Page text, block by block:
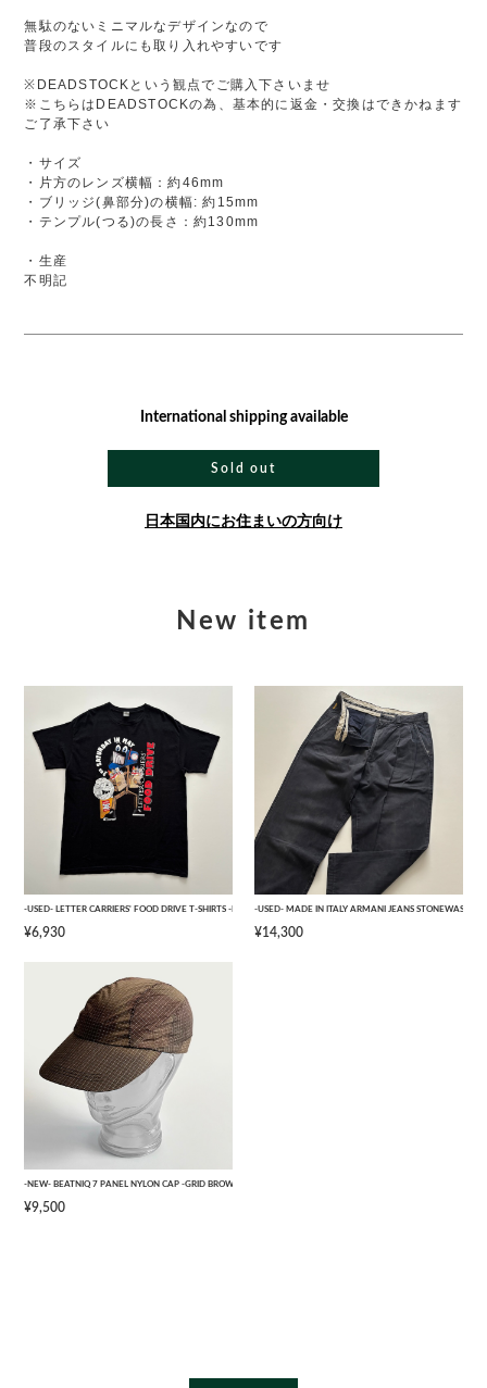
無駄のないミニマルなデザインなので
普段のスタイルにも取り入れやすいです
※DEADSTOCKという観点でご購入下さいませ
※こちらはDEADSTOCKの為、基本的に返金・交換はできかねます
ご了承下さい
・サイズ
・片方のレンズ横幅：約46mm
・ブリッジ(鼻部分)の横幅: 約15mm
・テンプル(つる)の長さ：約130mm
・生産
不明記
International shipping available
Sold out
日本国内にお住まいの方向け
New item
-USED- LETTER CARRIERS' FOOD DRIVE T-SHIRTS -BLACK- [L]
¥6,930
-USED- MADE IN ITALY ARMANI JEANS
¥14,300
-NEW- BEATNIQ 7 PANEL NYLON CAP -GRID BROWN CAMOUFLAGE- [ONE SIZE]
¥9,500